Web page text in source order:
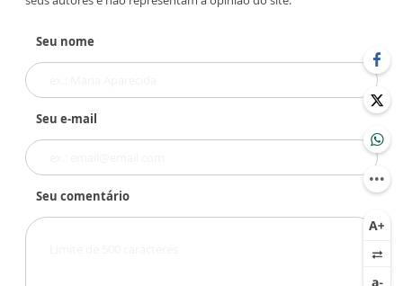
Seu nome
Seu e-mail
Seu comentário